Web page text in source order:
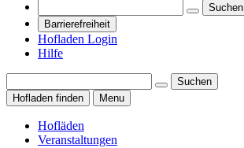
Suchen
Barrierefreiheit
Hofladen Login
Hilfe
Suchen
Hofladen finden
Menu
Hofläden
Veranstaltungen